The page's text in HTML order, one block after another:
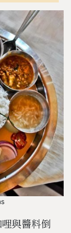
與醬料倒